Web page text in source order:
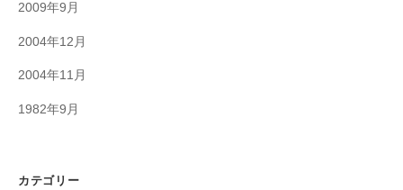
2009年9月
2004年12月
2004年11月
1982年9月
カテゴリー